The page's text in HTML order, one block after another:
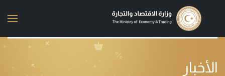
Skip to main content
الأخبار